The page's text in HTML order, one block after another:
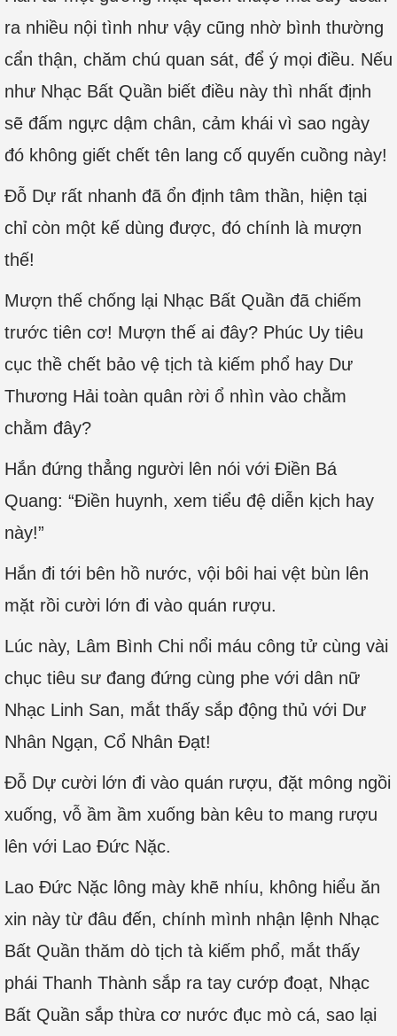
ra nhiều nội tình như vậy cũng nhờ bình thường
cẩn thận, chăm chú quan sát, để ý mọi điều. Nếu
như Nhạc Bất Quần biết điều này thì nhất định
sẽ đấm ngực dậm chân, cảm khái vì sao ngày
đó không giết chết tên lang cố quyến cuồng này!
Đỗ Dự rất nhanh đã ổn định tâm thần, hiện tại
chỉ còn một kế dùng được, đó chính là mượn
thế!
Mượn thế chống lại Nhạc Bất Quần đã chiếm
trước tiên cơ! Mượn thế ai đây? Phúc Uy tiêu
cục thề chết bảo vệ tịch tà kiếm phổ hay Dư
Thương Hải toàn quân rời ổ nhìn vào chằm
chằm đây?
Hắn đứng thẳng người lên nói với Điền Bá
Quang: “Điền huynh, xem tiểu đệ diễn kịch hay
này!”
Hắn đi tới bên hồ nước, vội bôi hai vệt bùn lên
mặt rồi cười lớn đi vào quán rượu.
Lúc này, Lâm Bình Chi nổi máu công tử cùng vài
chục tiêu sư đang đứng cùng phe với dân nữ
Nhạc Linh San, mắt thấy sắp động thủ với Dư
Nhân Ngạn, Cổ Nhân Đạt!
Đỗ Dự cười lớn đi vào quán rượu, đặt mông ngồi
xuống, vỗ ầm ầm xuống bàn kêu to mang rượu
lên với Lao Đức Nặc.
Lao Đức Nặc lông mày khẽ nhíu, không hiểu ăn
xin này từ đâu đến, chính mình nhận lệnh Nhạc
Bất Quần thăm dò tịch tà kiếm phổ, mắt thấy
phái Thanh Thành sắp ra tay cướp đoạt, Nhạc
Bất Quần sắp thừa cơ nước đục mò cá, sao lại